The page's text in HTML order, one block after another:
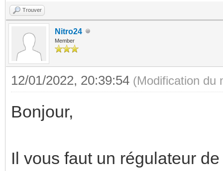
Trouver
Nitro24
Member
12/01/2022, 20:39:54 (Modification du
Bonjour,
Il vous faut un régulateur